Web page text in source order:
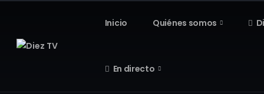
Inicio Quiénes somos
En directo